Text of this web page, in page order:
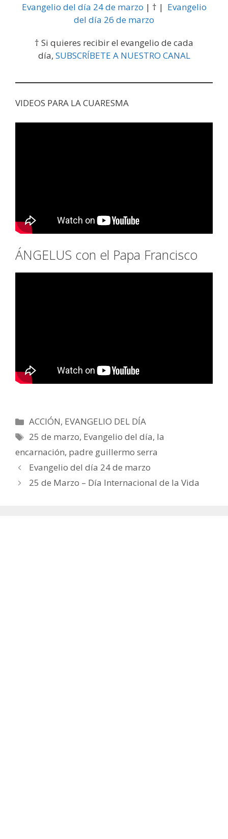
Evangelio del día 24 de marzo | † | Evangelio
del día 26 de marzo
† Si quieres recibir el evangelio de cada
día, SUBSCRÍBETE A NUESTRO CANAL
VIDEOS PARA LA CUARESMA
ÁNGELUS con el Papa Francisco
Categorías
ACCIÓN, EVANGELIO DEL DÍA
Etiquetas
25 de marzo, Evangelio del día, la
encarnación, padre guillermo serra
Evangelio del día 24 de marzo
25 de Marzo – Día Internacional de la Vida